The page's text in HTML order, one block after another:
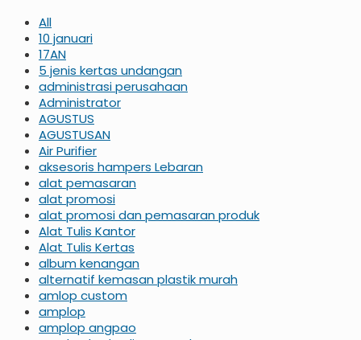
All
10 januari
17AN
5 jenis kertas undangan
administrasi perusahaan
Administrator
AGUSTUS
AGUSTUSAN
Air Purifier
aksesoris hampers Lebaran
alat pemasaran
alat promosi
alat promosi dan pemasaran produk
Alat Tulis Kantor
Alat Tulis Kertas
album kenangan
alternatif kemasan plastik murah
amlop custom
amplop
amplop angpao